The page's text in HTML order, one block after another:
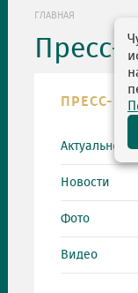
ГЛАВНАЯ
Пресс-
ПРЕСС-
Актуально
Новости
Фото
Видео